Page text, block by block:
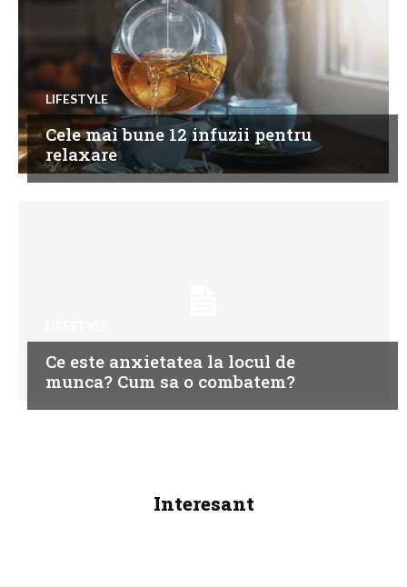
LIFESTYLE
Cele mai bune 12 infuzii pentru
relaxare
Ce este anxietatea la locul de
munca? Cum sa o combatem?
Interesant